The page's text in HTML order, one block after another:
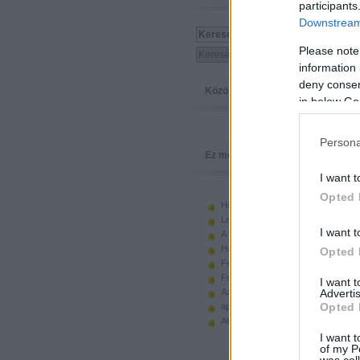
Please
information
deny
in below
I want
Opted
I want
Opted
I want
Opted
I want
of my
Közösség
Ez megy
Hiányzó elemek beszerzése
Legoland Németország 2010
A kastélyok képes története
Használt legót piacról
Feltörjük a legó ugart
Fehérítsd ki!
Az Indiana Jones készletek
apró. hirdetés.
Akciók, újdonságok a polcon,